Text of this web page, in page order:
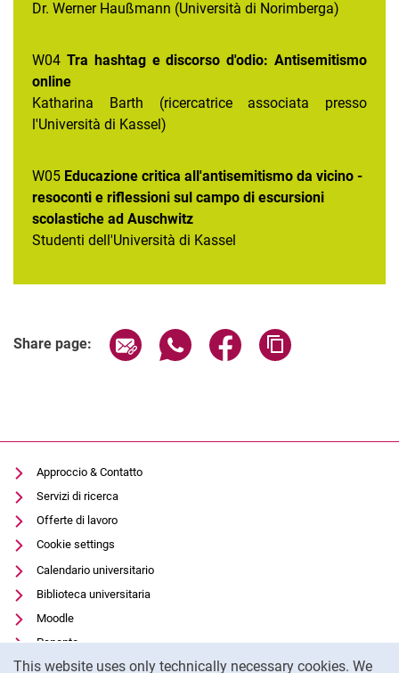
This website uses only technically necessary cookies. We
Dr. Werner Haußmann (Università di Norimberga)
W04 Tra hashtag e discorso d'odio: Antisemitismo
online
Katharina Barth (ricercatrice associata presso
l'Università di Kassel)
W05 Educazione critica all'antisemitismo da vicino -
resoconti e riflessioni sul campo di escursioni
scolastiche ad Auschwitz
Studenti dell'Università di Kassel
Share page: Share page via email
Share page via WhatsApp
Share page via
Approccio & Contatto
Servizi di ricerca
Offerte di lavoro
Cookie settings
Calendario universitario
Biblioteca universitaria
Moodle
Panopto
Protezione dei dati